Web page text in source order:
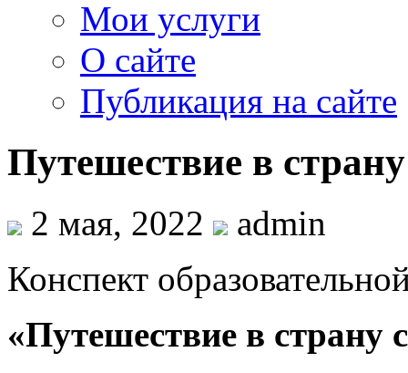
Мои услуги
О сайте
Публикация на сайте
Путешествие в
2 мая, 2022
admin
Конспект
«Путешествие в страну